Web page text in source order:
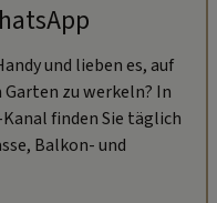
und lieben es, auf
zu werkeln? In
finden Sie täglich
Balkon- und